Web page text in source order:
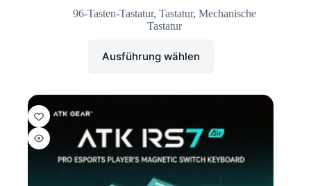
96-Tasten-Tastatur,Tastatur,Mechanische
Tastatur
Ausführung wählen